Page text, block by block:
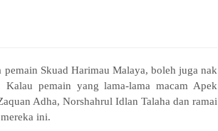
Skuad Harimau Malaya, boleh juga nak
pemain yang lama-lama macam Apek
Adha, Norshahrul Idlan Talaha dan ramai
ini.